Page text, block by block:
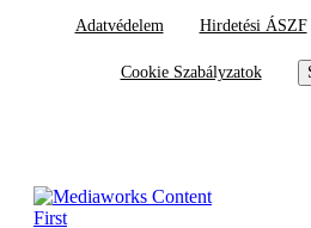
Adatvédelem Hirdetési ÁSZF
Cookie Szabályzatok